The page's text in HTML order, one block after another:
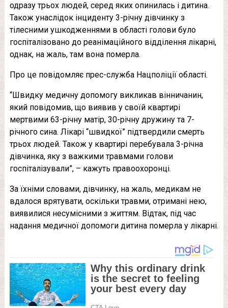
одразу трьох людей, серед яких опинилась і дитина.
Також унаслідок інциденту 3-річну дівчинку з
тілесними ушкодженнями в області голови було
госпіталізовано до реанімаційного відділення лікарні,
однак, на жаль, там вона померла.
Про це повідомляє прес-служба Нацполіції області.
“Швидку медичну допомогу викликав вінничанин,
який повідомив, що виявив у своїй квартирі
мертвими 63-річну матір, 30-річну дружину та 7-
річного сина. Лікарі “швидкої” підтвердили смерть
трьох людей. Також у квартирі перебувала 3-річна
дівчинка, яку з важкими травмами голови
госпіталізували”, – кажуть правоохоронці.
За їхніми словами, дівчинку, на жаль, медикам не
вдалося врятувати, оскільки травми, отримані нею,
виявилися несумісними з життям. Відтак, під час
надання медичної допомоги дитина померла у лікарні.